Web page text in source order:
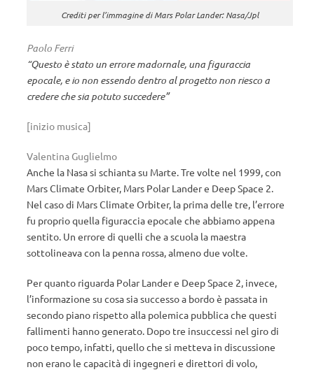
Crediti per l’immagine di Mars Polar Lander: Nasa/Jpl
Paolo Ferri
“Questo è stato un errore madornale, una figuraccia
epocale, e io non essendo dentro al progetto non riesco a
credere che sia potuto succedere”
[inizio musica]
Valentina Guglielmo
Anche la Nasa si schianta su Marte. Tre volte nel 1999, con
Mars Climate Orbiter, Mars Polar Lander e Deep Space 2.
Nel caso di Mars Climate Orbiter, la prima delle tre, l’errore
fu proprio quella figuraccia epocale che abbiamo appena
sentito. Un errore di quelli che a scuola la maestra
sottolineava con la penna rossa, almeno due volte.
Per quanto riguarda Polar Lander e Deep Space 2, invece,
l’informazione su cosa sia successo a bordo è passata in
secondo piano rispetto alla polemica pubblica che questi
fallimenti hanno generato. Dopo tre insuccessi nel giro di
poco tempo, infatti, quello che si metteva in discussione
non erano le capacità di ingegneri e direttori di volo,